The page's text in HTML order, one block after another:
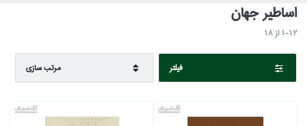
اساطير جهان
1-12از18
فيلتر مرتب سازي